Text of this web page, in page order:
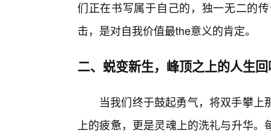
们正在书写属于自己的，独一无二的
击，是对自我价值最the意义的肯定。
二、蜕变新生，峰顶之上的人生
当我们终于鼓起勇气，将双手攀
上的疲惫，更是灵魂上的洗礼与升华